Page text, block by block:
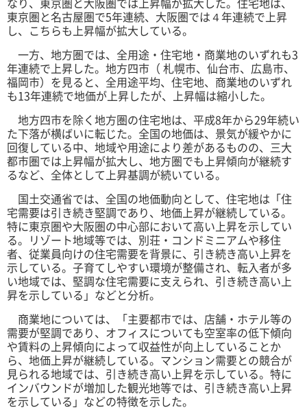
東京圏と名古屋圏で5年連続、大阪圏では４年連続で上昇
し、こちらも上昇幅が拡大している。
一方、地方圏では、全用途・住宅地・商業地のいずれも3
年連続で上昇した。地方四市（ 札幌市、仙台市、広島市、
福岡市）を見ると、全用途平均、住宅地、商業地のいずれ
も13年連続で地価が上昇したが、上昇幅は縮小した。
地方四市を除く地方圏の住宅地は、平成8年から29年続い
た下落が横ばいに転じた。全国の地価は、景気が緩やかに
回復している中、地域や用途により差があるものの、三大
都市圏では上昇幅が拡大し、地方圏でも上昇傾向が継続す
るなど、全体として上昇基調が続いている。
国土交通省では、全国の地価動向として、住宅地は「住
宅需要は引き続き堅調であり、地価上昇が継続している。
特に東京圏や大阪圏の中心部において高い上昇を示してい
る。リゾート地域等では、別荘・コンドミニアムや移住
者、従業員向けの住宅需要を背景に、引き続き高い上昇を
示している。子育てしやすい環境が整備され、転入者が多
い地域では、堅調な住宅需要に支えられ、引き続き高い上
昇を示している」などと分析。
商業地については、「主要都市では、店舗・ホテル等の
需要が堅調であり、オフィスについても空室率の低下傾向
や賃料の上昇傾向によって収益性が向上していることか
ら、地価上昇が継続している。マンション需要との競合が
見られる地域では、引き続き高い上昇を示している。特に
インバウンドが増加した観光地等では、引き続き高い上昇
を示している」などの特徴を示した。